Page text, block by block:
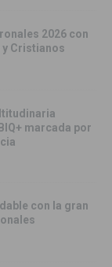
2026 con
Cristianos
marcada por
con la gran